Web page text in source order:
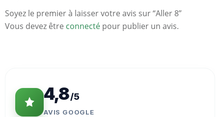
Soyez le premier à laisser votre avis sur “Aller 8”
Vous devez être connecté pour publier un avis.
4,8/5
AVIS GOOGLE